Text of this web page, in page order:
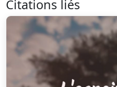
Citations liés